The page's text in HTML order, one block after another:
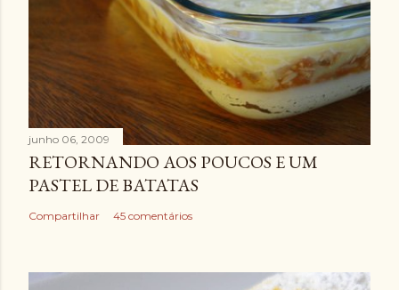
junho 06, 2009
RETORNANDO AOS POUCOS E UM
PASTEL DE BATATAS
Compartilhar 45 comentários